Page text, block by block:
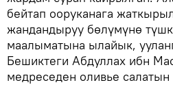
бейтап ооруканага
жандандыруу бөлүмүнө
маалыматына ылайык,
Бешиктеги Абдуллах ибн
медреседен оливье